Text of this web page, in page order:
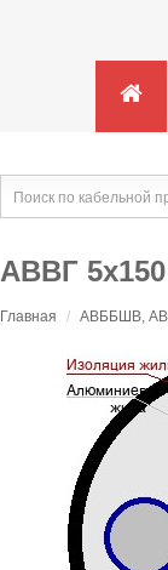
АВВГ 5х150
Главная / АВББШВ,